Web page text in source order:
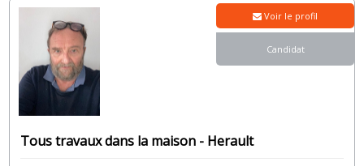
Tous travaux dans la maison - Herault
Voir le profil
Candidat